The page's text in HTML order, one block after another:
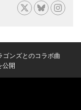
ゴンズとのコラボ曲
公開